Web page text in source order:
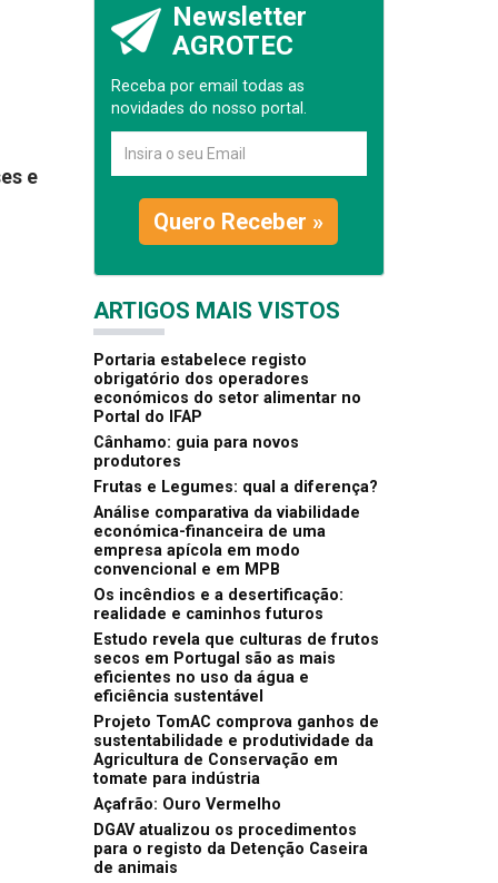
e
Newsletter
AGROTEC
Receba por email todas as
novidades do nosso portal.
Quero Receber »
ARTIGOS MAIS VISTOS
Portaria estabelece registo
obrigatório dos operadores
económicos do setor alimentar no
Portal do IFAP
Cânhamo: guia para novos
produtores
Frutas e Legumes: qual a diferença?
Análise comparativa da viabilidade
económica-financeira de uma
empresa apícola em modo
convencional e em MPB
Os incêndios e a desertificação:
realidade e caminhos futuros
Estudo revela que culturas de frutos
secos em Portugal são as mais
eficientes no uso da água e
eficiência sustentável
Projeto TomAC comprova ganhos de
sustentabilidade e produtividade da
Agricultura de Conservação em
tomate para indústria
Açafrão: Ouro Vermelho
DGAV atualizou os procedimentos
para o registo da Detenção Caseira
de animais